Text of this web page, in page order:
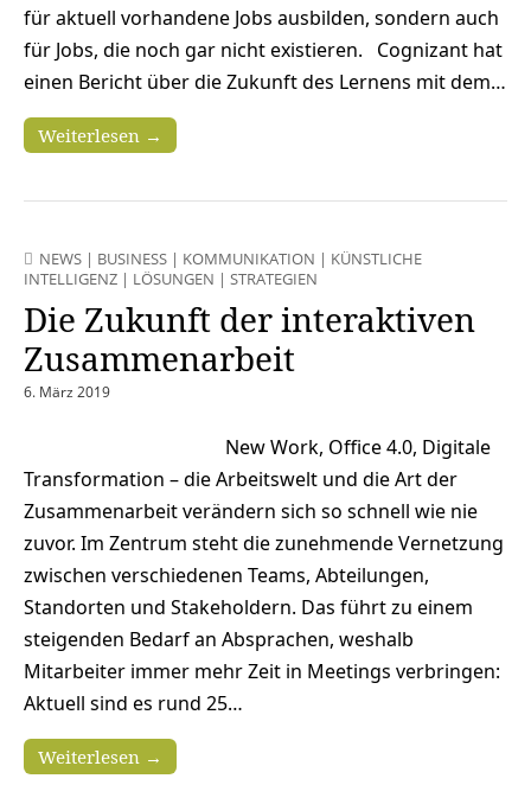
für aktuell vorhandene Jobs ausbilden, sondern auch
für Jobs, die noch gar nicht existieren. Cognizant hat
einen Bericht über die Zukunft des Lernens mit dem…
Weiterlesen →
NEWS | BUSINESS | KOMMUNIKATION | KÜNSTLICHE
INTELLIGENZ | LÖSUNGEN | STRATEGIEN
Die Zukunft der interaktiven
Zusammenarbeit
6. März 2019
New Work, Office 4.0, Digitale
Transformation – die Arbeitswelt und die Art der
Zusammenarbeit verändern sich so schnell wie nie
zuvor. Im Zentrum steht die zunehmende Vernetzung
zwischen verschiedenen Teams, Abteilungen,
Standorten und Stakeholdern. Das führt zu einem
steigenden Bedarf an Absprachen, weshalb
Mitarbeiter immer mehr Zeit in Meetings verbringen:
Aktuell sind es rund 25…
Weiterlesen →